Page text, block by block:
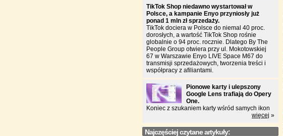
TikTok Shop niedawno wystartował w
Polsce, a kampanie Enyo przyniosły już
ponad 1 mln zł sprzedaży.
TikTok dociera w Polsce do niemal 40 proc.
dorosłych, a wartość TikTok Shop rośnie
globalnie o 94 proc. rocznie. Dlatego By The
People Group otwiera przy ul. Mokotowskiej
67 w Warszawie Enyo LIVE Space M67 do
transmisji sprzedażowych, tworzenia treści i
współpracy z afiliantami.
Pionowe karty i ulepszony
Google Lens trafiają do Opery
One.
Koniec z szukaniem karty wśród samych ikon
więcej »
Najczęściej czytane artykuły: